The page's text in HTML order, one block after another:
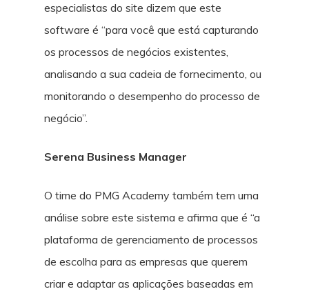
especialistas do site dizem que este
software é “para você que está capturando
os processos de negócios existentes,
analisando a sua cadeia de fornecimento, ou
monitorando o desempenho do processo de
negócio”.
Serena Business Manager
O time do PMG Academy também tem uma
análise sobre este sistema e afirma que é “a
plataforma de gerenciamento de processos
de escolha para as empresas que querem
criar e adaptar as aplicações baseadas em